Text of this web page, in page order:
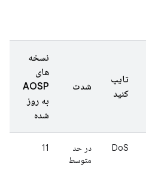
تایپ
کنید
شدت
نسخه
های
AOSP
به روز
شده
DoS
در حد
متوسط
11